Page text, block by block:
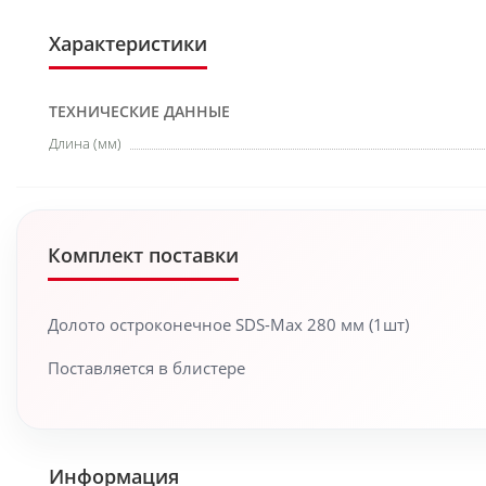
Характеристики
ТЕХНИЧЕСКИЕ ДАННЫЕ
Длина (мм)
Комплект поставки
Долото остроконечное SDS-Max 280 мм (1шт)
Поставляется в блистере
Информация